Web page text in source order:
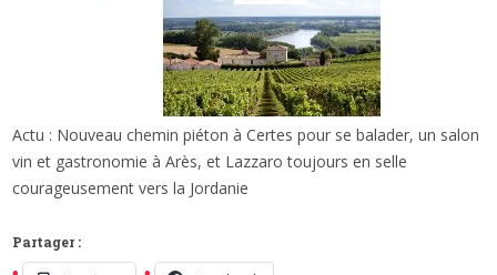
DES INFOS POUR SE DÉTENDRE… x
Actu : Nouveau chemin piéton à Certes pour se balader, un salon
vin et gastronomie à Arès, et Lazzaro toujours en selle
courageusement vers la Jordanie
Partager :